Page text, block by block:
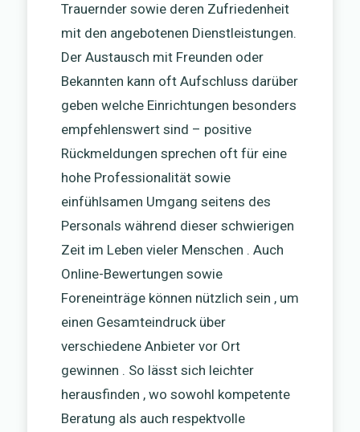
Trauernder sowie deren Zufriedenheit
mit den angebotenen Dienstleistungen.
Der Austausch mit Freunden oder
Bekannten kann oft Aufschluss darüber
geben welche Einrichtungen besonders
empfehlenswert sind – positive
Rückmeldungen sprechen oft für eine
hohe Professionalität sowie
einfühlsamen Umgang seitens des
Personals während dieser schwierigen
Zeit im Leben vieler Menschen . Auch
Online-Bewertungen sowie
Foreneinträge können nützlich sein , um
einen Gesamteindruck über
verschiedene Anbieter vor Ort
gewinnen . So lässt sich leichter
herausfinden , wo sowohl kompetente
Beratung als auch respektvolle